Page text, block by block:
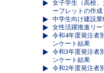
女子学生（高校、
ーフレットの作成
中学生向け建設業
女性活躍推進リ
令和4年度発注者
ンケート結果
令和3年度発注者
ンケート結果
令和2年度発注者